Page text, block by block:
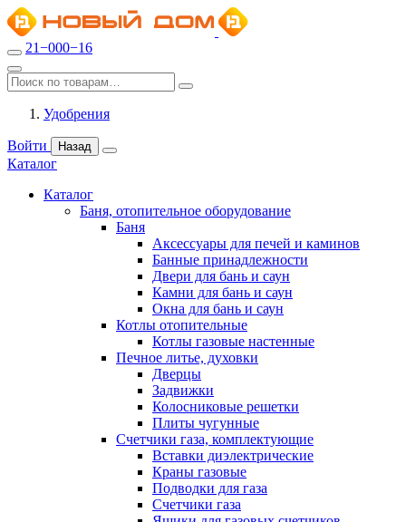
21−000−16
Удобрения
Войти Назад
Каталог
Каталог
Баня, отопительное оборудование
Баня
Аксессуары для печей и каминов
Банные принадлежности
Двери для бань и саун
Камни для бань и саун
Окна для бань и саун
Котлы отопительные
Котлы газовые настенные
Печное литье, духовки
Дверцы
Задвижки
Колосниковые решетки
Плиты чугунные
Счетчики газа, комплектующие
Вставки диэлектрические
Краны газовые
Подводки для газа
Счетчики газа